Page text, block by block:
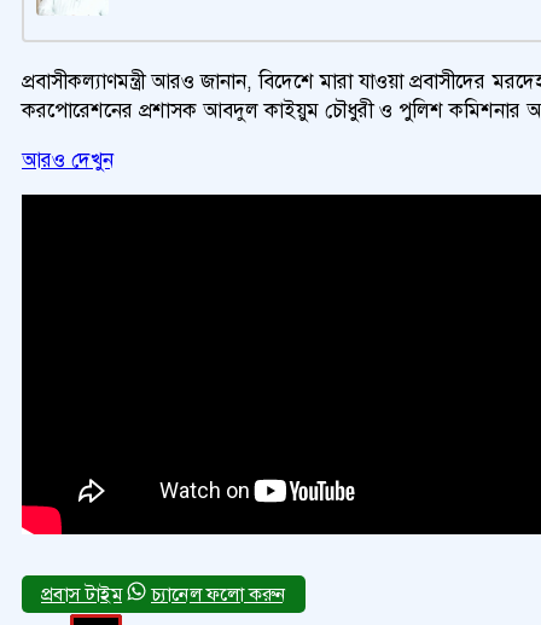
প্রবাসীকল্যাণমন্ত্রী আরও জানান, বিদেশে মারা যাওয়া প্রবাসীদের
করপোরেশনের প্রশাসক আবদুল কাইয়ুম চৌধুরী ও পুলিশ কমিশনার
আরও দেখুন
চ্যানেল ফলো করুন